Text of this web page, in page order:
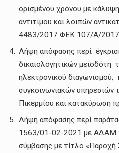
ορισμένου χρόνου με
αντιτίμου και λοιπών
4483/2017 ΦΕΚ 107/Α/
Λήψη απόφασης περί
δικαιολογητικών μειοδότη
ηλεκτρονικού
συγκοινωνιακών
Πικερμίου και κατακύρωση
Λήψη απόφασης περί
1563/01-02-2021 με ΑΔΑΜ
σύμβασης με τίτλο «Παροχή